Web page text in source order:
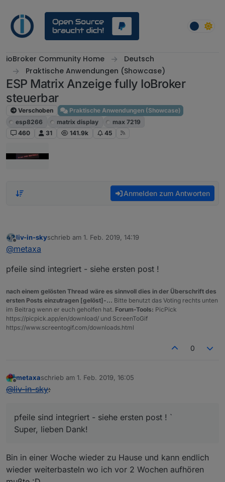
ioBroker Community Home
Deutsch
Praktische Anwendungen (Showcase)
ESP Matrix Anzeige fully IoBroker
steuerbar
Verschoben
Praktische Anwendungen (Showcase)
esp8266
matrix display
max 7219
460
31 141.9k 45
Anmelden zum Antworten
Offline
liv-in-skyschrieb am 1. Feb. 2019, 14:19
zuletzt editiert von
@metaxa
pfeile sind integriert - siehe ersten post !
nach einem gelösten Thread wäre es sinnvoll dies in der Überschrift des
ersten Posts einzutragen [gelöst]-... Bitte benutzt das Voting rechts unten
im Beitrag wenn er euch geholfen hat. Forum-Tools: PicPick
https://picpick.app/en/download/ und ScreenToGif
https://www.screentogif.com/downloads.html
0
Offline
metaxaschrieb am 1. Feb. 2019, 16:05
zuletzt editiert von
@liv-in-sky:
pfeile sind integriert - siehe ersten post ! `
Super, lieben Dank!
Bin in einer Woche wieder zu Hause und kann endlich
wieder weiterbasteln wo ich vor 2 Wochen aufhören